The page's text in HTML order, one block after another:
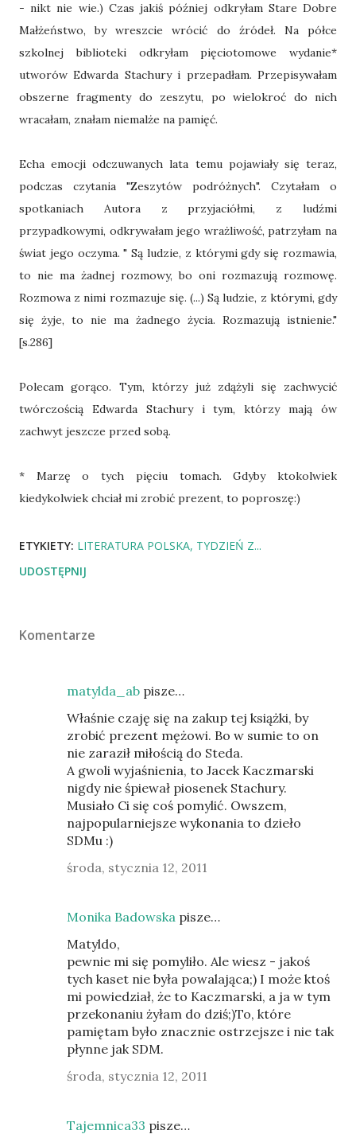
- nikt nie wie.) Czas jakiś później odkryłam Stare Dobre
Małżeństwo, by wreszcie wrócić do źródeł. Na półce
szkolnej biblioteki odkryłam pięciotomowe wydanie*
utworów Edwarda Stachury i przepadłam. Przepisywałam
obszerne fragmenty do zeszytu, po wielokroć do nich
wracałam, znałam niemalże na pamięć.
Echa emocji odczuwanych lata temu pojawiały się teraz,
podczas czytania "Zeszytów podróżnych". Czytałam o
spotkaniach Autora z przyjaciółmi, z ludźmi
przypadkowymi, odkrywałam jego wrażliwość, patrzyłam na
świat jego oczyma. " Są ludzie, z którymi gdy się rozmawia,
to nie ma żadnej rozmowy, bo oni rozmazują rozmowę.
Rozmowa z nimi rozmazuje się. (...) Są ludzie, z którymi, gdy
się żyje, to nie ma żadnego życia. Rozmazują istnienie."
[s.286]
Polecam gorąco. Tym, którzy już zdążyli się zachwycić
twórczością Edwarda Stachury i tym, którzy mają ów
zachwyt jeszcze przed sobą.
* Marzę o tych pięciu tomach. Gdyby ktokolwiek
kiedykolwiek chciał mi zrobić prezent, to poproszę:)
ETYKIETY: LITERATURA POLSKA TYDZIEŃ Z...
UDOSTĘPNIJ
Komentarze
matylda_ab pisze…
Właśnie czaję się na zakup tej książki, by
zrobić prezent mężowi. Bo w sumie to on
nie zaraził miłością do Steda.
A gwoli wyjaśnienia, to Jacek Kaczmarski
nigdy nie śpiewał piosenek Stachury.
Musiało Ci się coś pomylić. Owszem,
najpopularniejsze wykonania to dzieło
SDMu :)
środa, stycznia 12, 2011
Monika Badowska pisze…
Matyldo,
pewnie mi się pomyliło. Ale wiesz - jakoś
tych kaset nie była powalająca;) I może ktoś
mi powiedział, że to Kaczmarski, a ja w tym
przekonaniu żyłam do dziś;)To, które
pamiętam było znacznie ostrzejsze i nie tak
płynne jak SDM.
środa, stycznia 12, 2011
Tajemnica33 pisze…